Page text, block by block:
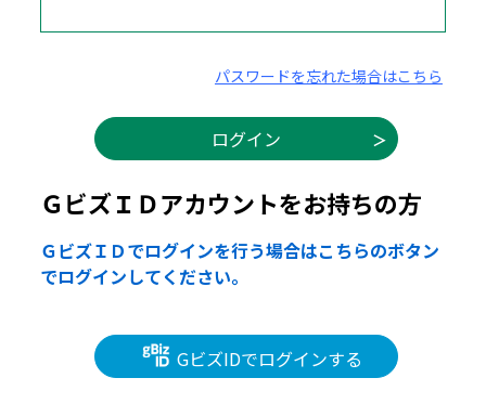
パスワードを忘れた場合はこちら
ＧビズＩＤアカウントをお持ちの方
ＧビズＩＤでログインを行う場合はこちらのボタン
でログインしてください。
GビズIDでログインする